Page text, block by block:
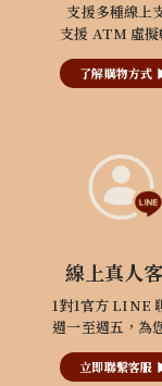
支援多種線上
支援 ATM 虛
了解購物方式
線上真人
1對1官方 LINE
週一至週五，為
立即聯繫客服